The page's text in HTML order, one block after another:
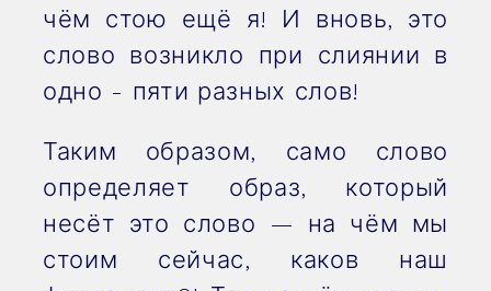
чём стою ещё я! И вновь, это
слово возникло при слиянии в
одно - пяти разных слов!
Таким образом, само слово
определяет образ, который
несёт это слово — на чём мы
стоим сейчас, каков наш